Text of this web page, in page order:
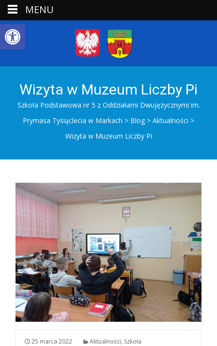
Open toolbar
Wizyta w Muzeum Liczby Pi
Szkoła Podstawowa nr 5 z Oddziałami Dwujęzycznymi im.
Prymasa Tysiąclecia w Markach > Blog > Aktualności >
Wizyta w Muzeum Liczby Pi
25 marca 2022 Aktualności, Szkoła
MENU